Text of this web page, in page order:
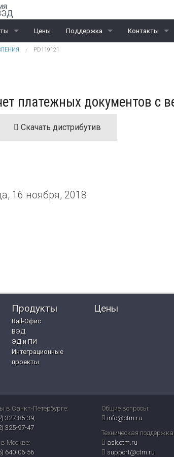
проекты
Цены Поддержка Контакты
Калининград
PD119121
платежных документов с
Скачать дистрибутив
16 ноября, 2018
Продукты
Rail-Офис
ВЭД
ЭД и ПИ
Интеграционные
проекты
Цены
в Санкт-Петербурге:
327-85-39,
325-97-47
Москве:
640-06-56
Общие вопросы:
info@ctm.ru
Техническая поддержка:
ask.ctm.ru
support@ctm.ru